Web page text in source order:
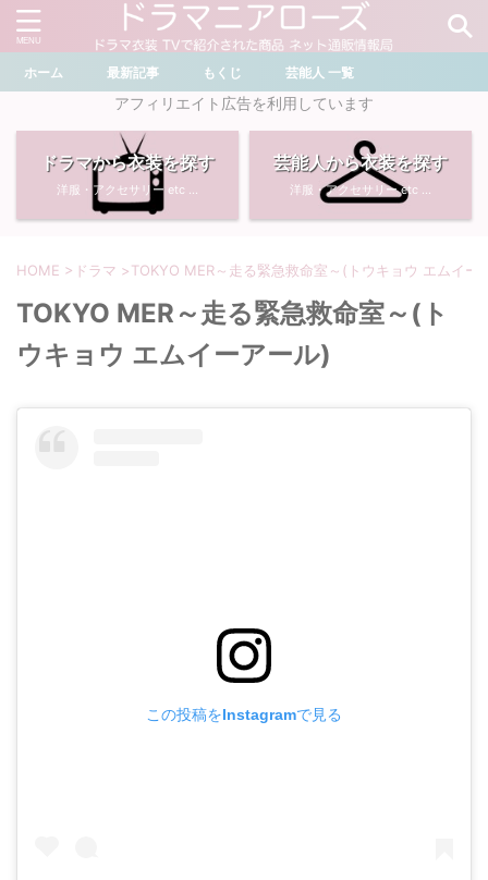
＼ ドラマ・芸能人を検索 ／
おすすめ検索ワード
川口春奈
・石原さとみ
・菜々緒
堀田真由
・多部未華子
・ 畑芽育
・岡崎紗絵
わたしの宝物
・
ホーム 最新記事 もくじ 芸能人 一覧
アフィリエイト広告を利用しています
ドラマから衣装を探す
洋服・アクセサリー etc ...
芸能人から衣装を探す
洋服・アクセサリー etc ...
HOME > ドラマ >TOKYO MER～走る緊急救命室～(トウキョウ エムイー
TOKYO MER～走る緊急救命室～(ト
ウキョウ エムイーアール)
この投稿をInstagramで見る